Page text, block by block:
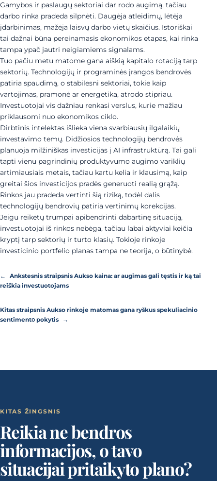
Gamybos ir paslaugų sektoriai dar rodo augimą, tačiau
darbo rinka pradeda silpnėti. Daugėja atleidimų, lėtėja
įdarbinimas, mažėja laisvų darbo vietų skaičius. Istoriškai
tai dažnai būna pereinamasis ekonomikos etapas, kai rinka
tampa ypač jautri neigiamiems signalams.
Tuo pačiu metu matome gana aiškią kapitalo rotaciją tarp
sektorių. Technologijų ir programinės įrangos bendrovės
patiria spaudimą, o stabilesni sektoriai, tokie kaip
vartojimas, pramonė ar energetika, atrodo stipriau.
Investuotojai vis dažniau renkasi verslus, kurie mažiau
priklausomi nuo ekonomikos ciklo.
Dirbtinis intelektas išlieka viena svarbiausių ilgalaikių
investavimo temų. Didžiosios technologijų bendrovės
planuoja milžiniškas investicijas į AI infrastruktūrą. Tai gali
tapti vienu pagrindinių produktyvumo augimo variklių
artimiausiais metais, tačiau kartu kelia ir klausimą, kaip
greitai šios investicijos pradės generuoti realią grąžą.
Rinkos jau pradeda vertinti šią riziką, todėl dalis
technologijų bendrovių patiria vertinimų korekcijas.
Jeigu reikėtų trumpai apibendrinti dabartinę situaciją,
investuotojai iš rinkos nebėga, tačiau labai aktyviai keičia
kryptį tarp sektorių ir turto klasių. Tokioje rinkoje
investicinio portfelio planas tampa ne teorija, o būtinybė.
← Ankstesnis straipsnis Aukso kaina: ar augimas gali tęstis ir ką tai
reiškia investuotojams
Kitas straipsnis Aukso rinkoje matomas gana ryškus spekuliacinio
sentimentо pokytis
→
KITAS ŽINGSNIS
Reikia ne bendros
informacijos, o tavo
situacijai pritaikyto plano?